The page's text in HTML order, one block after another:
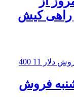
راهی کیش
فروش